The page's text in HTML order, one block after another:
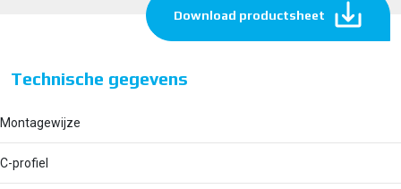
Download productsheet
Technische gegevens
Montagewijze
C-profiel